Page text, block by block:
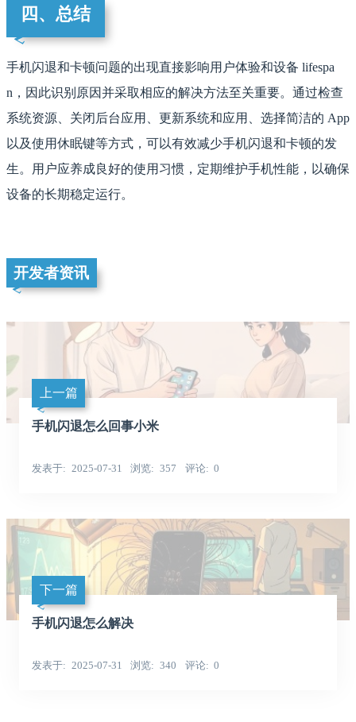
四、总结
手机闪退和卡顿问题的出现直接影响用户体验和设备 lifespa
n，因此识别原因并采取相应的解决方法至关重要。通过检查
系统资源、关闭后台应用、更新系统和应用、选择简洁的 App
以及使用休眠键等方式，可以有效减少手机闪退和卡顿的发
生。用户应养成良好的使用习惯，定期维护手机性能，以确保
设备的长期稳定运行。
开发者资讯
上一篇
手机闪退怎么回事小米
发表于 2025-07-31 浏览 357 评论 0
下一篇
手机闪退怎么解决
发表于 2025-07-31 浏览 340 评论 0